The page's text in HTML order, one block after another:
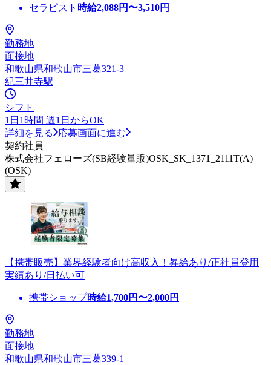
セラピスト 時給2,088円〜3,510円
勤務地
面接地
和歌山県和歌山市三葛321-3
紀三井寺駅
シフト
1日1時間 週1日からOK
詳細を見る
応募画面に進む
契約社員
株式会社フェローズ(SB経験量販)OSK_SK_1371_2111T(A)
(OSK)
【携帯販売】業界経験者向け高収入！昇給あり/正社員登用
実績あり/日払い可
携帯ショップ時給1,700円〜2,000円
勤務地
面接地
和歌山県和歌山市三葛339-1